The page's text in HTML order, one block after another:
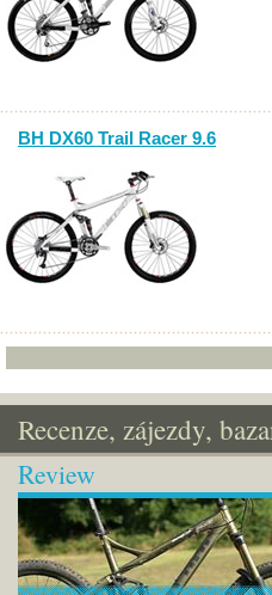
BH DX60 Trail Racer 9.6
Recenze, zájezdy,
Review